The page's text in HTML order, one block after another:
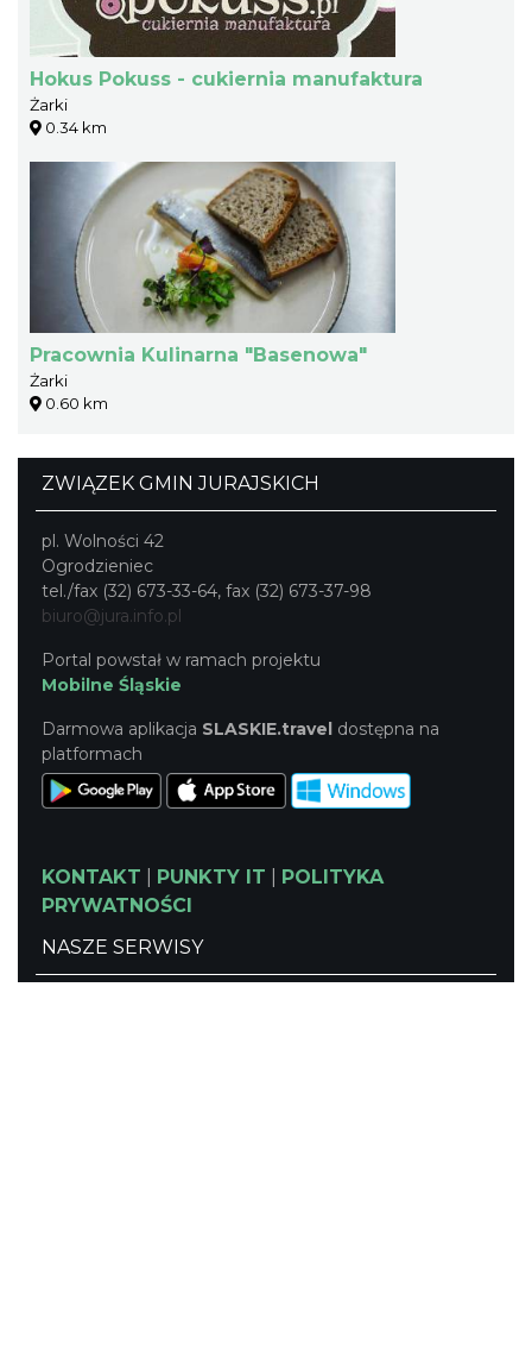
Hokus Pokuss - cukiernia manufaktura
Żarki
0.34 km
Pracownia Kulinarna "Basenowa"
Żarki
0.60 km
ZWIĄZEK GMIN JURAJSKICH
pl. Wolności 42
Ogrodzieniec
tel./fax (32) 673-33-64, fax (32) 673-37-98
biuro@jura.info.pl
Portal powstał w ramach projektu
Mobilne Śląskie
Darmowa aplikacja SLASKIE.travel dostępna na
platformach
KONTAKT PUNKTY IT
POLITYKA
PRYWATNOŚCI
NASZE SERWISY